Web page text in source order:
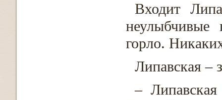
Входит
неулыбчивые
горло.
Липавская –
–